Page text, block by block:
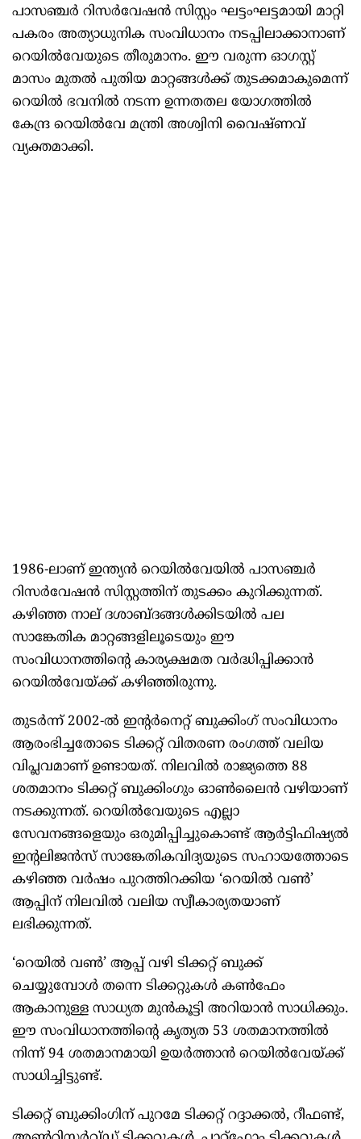
പാസഞ്ചർ റിസർവേഷൻ സിസ്റ്റം ഘട്ടംഘട്ടമായി മാറ്റി
പകരം അത്യാധുനിക സംവിധാനം നടപ്പിലാക്കാനാണ്
റെയിൽവേയുടെ തീരുമാനം. ഈ വരുന്ന ഓഗസ്റ്റ്
മാസം മുതൽ പുതിയ മാറ്റങ്ങൾക്ക് തുടക്കമാകുമെന്ന്
റെയിൽ ഭവനിൽ നടന്ന ഉന്നതതല യോഗത്തിൽ
കേന്ദ്ര റെയിൽവേ മന്ത്രി അശ്വിനി വൈഷ്ണവ്
വ്യക്തമാക്കി.
1986-ലാണ് ഇന്ത്യൻ റെയിൽവേയിൽ പാസഞ്ചർ
റിസർവേഷൻ സിസ്റ്റത്തിന് തുടക്കം കുറിക്കുന്നത്.
കഴിഞ്ഞ നാല് ദശാബ്ദങ്ങൾക്കിടയിൽ പല
സാങ്കേതിക മാറ്റങ്ങളിലൂടെയും ഈ
സംവിധാനത്തിന്റെ കാര്യക്ഷമത വർദ്ധിപ്പിക്കാൻ
റെയിൽവേയ്ക്ക് കഴിഞ്ഞിരുന്നു.
തുടർന്ന് 2002-ൽ ഇന്റർനെറ്റ് ബുക്കിംഗ് സംവിധാനം
ആരംഭിച്ചതോടെ ടിക്കറ്റ് വിതരണ രംഗത്ത് വലിയ
വിപ്ലവമാണ് ഉണ്ടായത്. നിലവിൽ രാജ്യത്തെ 88
ശതമാനം ടിക്കറ്റ് ബുക്കിംഗും ഓൺലൈൻ വഴിയാണ്
നടക്കുന്നത്. റെയിൽവേയുടെ എല്ലാ
സേവനങ്ങളെയും ഒരുമിപ്പിച്ചുകൊണ്ട് ആർട്ടിഫിഷ്യൽ
ഇന്റലിജൻസ് സാങ്കേതികവിദ്യയുടെ സഹായത്തോടെ
കഴിഞ്ഞ വർഷം പുറത്തിറക്കിയ ‘റെയിൽ വൺ’
ആപ്പിന് നിലവിൽ വലിയ സ്വീകാര്യതയാണ്
ലഭിക്കുന്നത്.
‘റെയിൽ വൺ’ ആപ്പ് വഴി ടിക്കറ്റ് ബുക്ക്
ചെയ്യുമ്പോൾ തന്നെ ടിക്കറ്റുകൾ കൺഫേം
ആകാനുള്ള സാധ്യത മുൻകൂട്ടി അറിയാൻ സാധിക്കും.
ഈ സംവിധാനത്തിന്റെ കൃത്യത 53 ശതമാനത്തിൽ
നിന്ന് 94 ശതമാനമായി ഉയർത്താൻ റെയിൽവേയ്ക്ക്
സാധിച്ചിട്ടുണ്ട്.
ടിക്കറ്റ് ബുക്കിംഗിന് പുറമേ ടിക്കറ്റ് റദ്ദാക്കൽ, റീഫണ്ട്,